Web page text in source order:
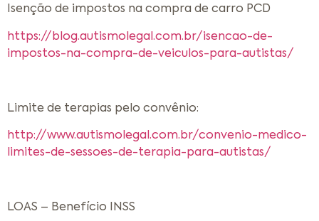
Isenção de impostos na compra de carro PCD
https://blog.autismolegal.com.br/isencao-de-
impostos-na-compra-de-veiculos-para-autistas/
Limite de terapias pelo convênio:
http://www.autismolegal.com.br/convenio-medico-
limites-de-sessoes-de-terapia-para-autistas/
LOAS – Benefício INSS